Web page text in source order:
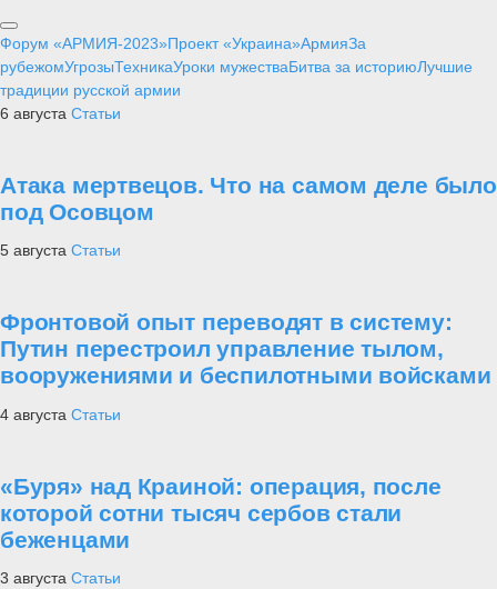
Форум «АРМИЯ-2023»Проект «Украина»АрмияЗа
рубежомУгрозыТехникаУроки мужестваБитва за историюЛучшие
традиции русской армии
6 августа Статьи
Атака мертвецов. Что на самом деле было
под Осовцом
5 августа Статьи
Фронтовой опыт переводят в систему:
Путин перестроил управление тылом,
вооружениями и беспилотными войсками
4 августа Статьи
«Буря» над Краиной: операция, после
которой сотни тысяч сербов стали
беженцами
3 августа Статьи